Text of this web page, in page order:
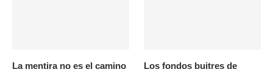
La mentira no es el camino
Los fondos buitres de